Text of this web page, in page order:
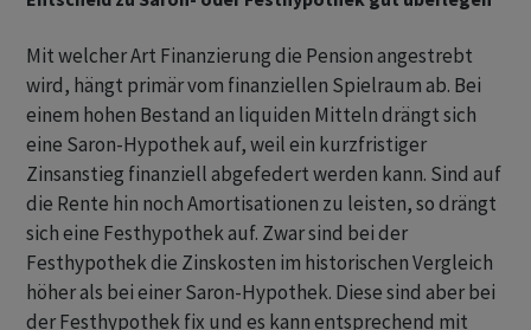
Mit welcher Art Finanzierung die Pension angestrebt
wird, hängt primär vom finanziellen Spielraum ab. Bei
einem hohen Bestand an liquiden Mitteln drängt sich
eine Saron-Hypothek auf, weil ein kurzfristiger
Zinsanstieg finanziell abgefedert werden kann. Sind auf
die Rente hin noch Amortisationen zu leisten, so drängt
sich eine Festhypothek auf. Zwar sind bei der
Festhypothek die Zinskosten im historischen Vergleich
höher als bei einer Saron-Hypothek. Diese sind aber bei
der Festhypothek fix und es kann entsprechend mit